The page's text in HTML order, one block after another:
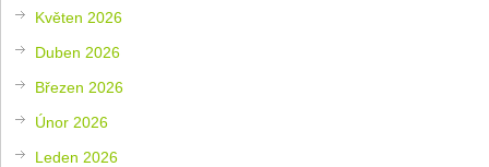
Květen 2026
Duben 2026
Březen 2026
Únor 2026
Leden 2026